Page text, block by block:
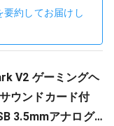
約してお届けし
V2 ゲーミングヘ
ウンドカード付
3.5mmアナログ